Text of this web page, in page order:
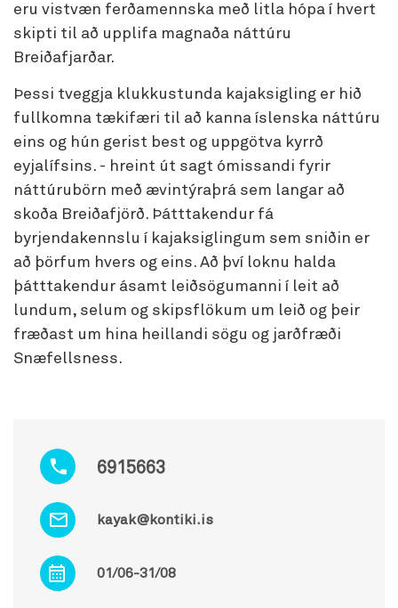
6915663
kayak@kontiki.is
01/06-31/08
eru vistvæn ferðamennska með litla hópa í hvert
skipti til að upplifa magnaða náttúru
Breiðafjarðar.
Þessi tveggja klukkustunda kajaksigling er hið
fullkomna tækifæri til að kanna íslenska náttúru
eins og hún gerist best og uppgötva kyrrð
eyjalífsins. - hreint út sagt ómissandi fyrir
náttúrubörn með ævintýraþrá sem langar að
skoða Breiðafjörð. Þátttakendur fá
byrjendakennslu í kajaksiglingum sem sniðin er
að þörfum hvers og eins. Að því loknu halda
þátttakendur ásamt leiðsögumanni í leit að
lundum, selum og skipsflökum um leið og þeir
fræðast um hina heillandi sögu og jarðfræði
Snæfellsness.